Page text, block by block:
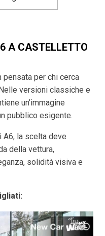
A CASTELLETTO
pensata per chi cerca
versioni classiche e
un’immagine
pubblico esigente.
A6, la scelta deve
della vettura,
solidità visiva e